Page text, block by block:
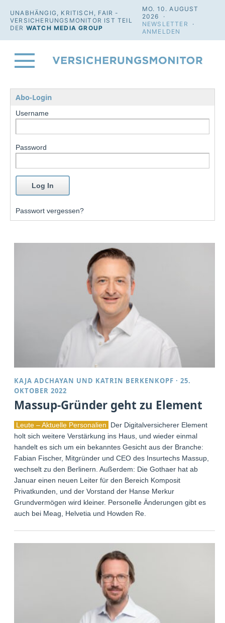
UNABHÄNGIG, KRITISCH, FAIR -
VERSICHERUNGSMONITOR IST TEIL
DER WATCH MEDIA GROUP
MO. 10. AUGUST
2026 ·
NEWSLETTER
·
ANMELDEN
Abo-Login
Username
Password
Passwort vergessen?
KAJA ADCHAYAN UND KATRIN BERKENKOPF ·25.
OKTOBER 2022
Massup-Gründer geht zu Element
Leute – Aktuelle Personalien
Der Digitalversicherer Element
holt sich weitere Verstärkung ins Haus, und wieder einmal
handelt es sich um ein bekanntes Gesicht aus der Branche:
Fabian Fischer, Mitgründer und CEO des Insurtechs Massup,
wechselt zu den Berlinern. Außerdem: Die Gothaer hat ab
Januar einen neuen Leiter für den Bereich Komposit
Privatkunden, und der Vorstand der Hanse Merkur
Grundvermögen wird kleiner. Personelle Änderungen gibt es
auch bei Meag, Helvetia und Howden Re.